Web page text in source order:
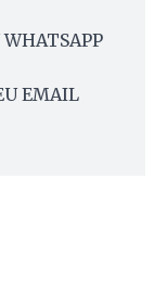
WHATSAPP
EMAIL